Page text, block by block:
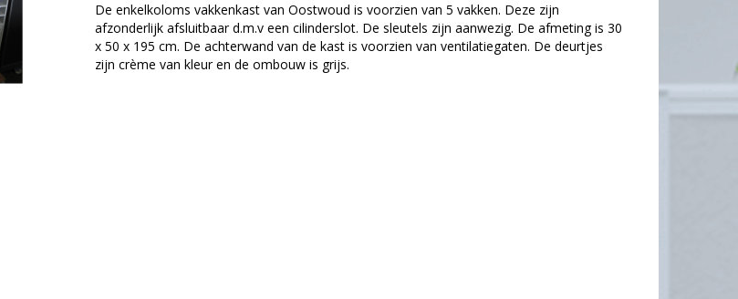
De enkelkoloms vakkenkast van Oostwoud is voorzien van 5 vakken. Deze zijn
afzonderlijk afsluitbaar d.m.v een cilinderslot. De sleutels zijn aanwezig. De afmeting is 30
x 50 x 195 cm. De achterwand van de kast is voorzien van ventilatiegaten. De deurtjes
zijn crème van kleur en de ombouw is grijs.